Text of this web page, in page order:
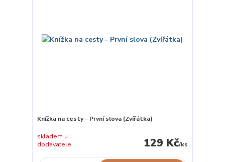
Knížka na cesty - První slova (Zvířátka)
129 Kč/ks
skladem u
dodavatele